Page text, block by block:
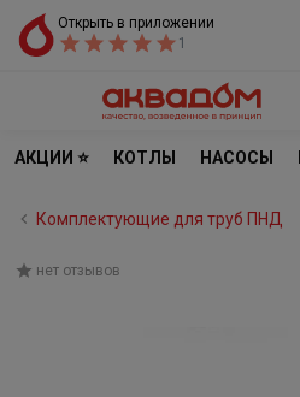
Открыть в приложении
1
АКЦИИ ⭐ КОТЛЫ НАСОСЫ
Комплектующие для труб ПНД
нет отзывов